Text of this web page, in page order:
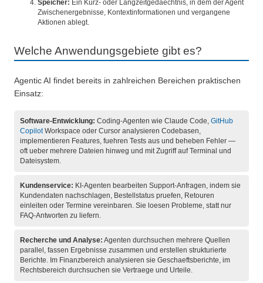
Speicher: Ein Kurz- oder Langzeitgedaechtnis, in dem der Agent
Zwischenergebnisse, Kontextinformationen und vergangene
Aktionen ablegt.
Welche Anwendungsgebiete gibt es?
Agentic AI findet bereits in zahlreichen Bereichen praktischen
Einsatz:
Software-Entwicklung: Coding-Agenten wie Claude Code, GitHub
CopilotWorkspace oder Cursor analysieren Codebasen,
implementieren Features, fuehren Tests aus und beheben Fehler —
oft ueber mehrere Dateien hinweg und mit Zugriff auf Terminal und
Dateisystem.
Kundenservice: KI-Agenten bearbeiten Support-Anfragen, indem sie
Kundendaten nachschlagen, Bestellstatus pruefen, Retouren
einleiten oder Termine vereinbaren. Sie loesen Probleme, statt nur
FAQ-Antworten zu liefern.
Recherche und Analyse: Agenten durchsuchen mehrere Quellen
parallel, fassen Ergebnisse zusammen und erstellen strukturierte
Berichte. Im Finanzbereich analysieren sie Geschaeftsberichte, im
Rechtsbereich durchsuchen sie Vertraege und Urteile.